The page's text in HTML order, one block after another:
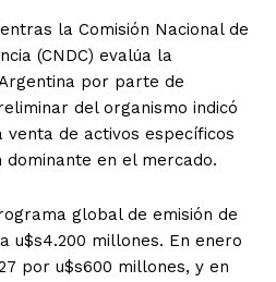
la Comisión Nacional de
(CNDC) evalúa la
por parte de
del organismo indicó
de activos específicos
en el mercado.
global de emisión de
u$s4.200 millones. En enero
por u$s600 millones, y en